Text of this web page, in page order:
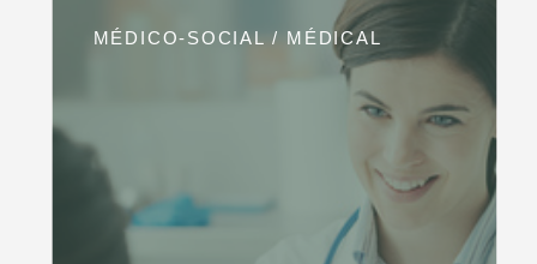
MÉDICO-SOCIAL / MÉDICAL